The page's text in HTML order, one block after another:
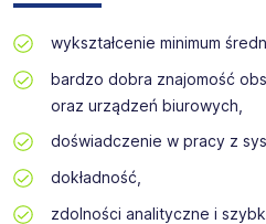
wykształcenie minimum
bardzo dobra znajomość
oraz urządzeń biurowych,
doświadczenie w pracy z
dokładność,
zdolności analityczne i